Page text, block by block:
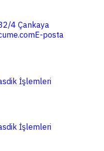
4 Çankaya
E-posta
İşlemleri
İşlemleri